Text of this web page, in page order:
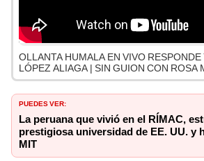
OLLANTA HUMALA EN VIVO RESPONDE
LÓPEZ ALIAGA | SIN GUION CON ROSA
PUEDES VER:
La peruana que vivió en el RÍMAC,
prestigiosa universidad de EE. UU. y
MIT